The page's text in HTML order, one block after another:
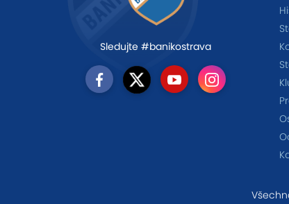
Sledujte #banikostrava